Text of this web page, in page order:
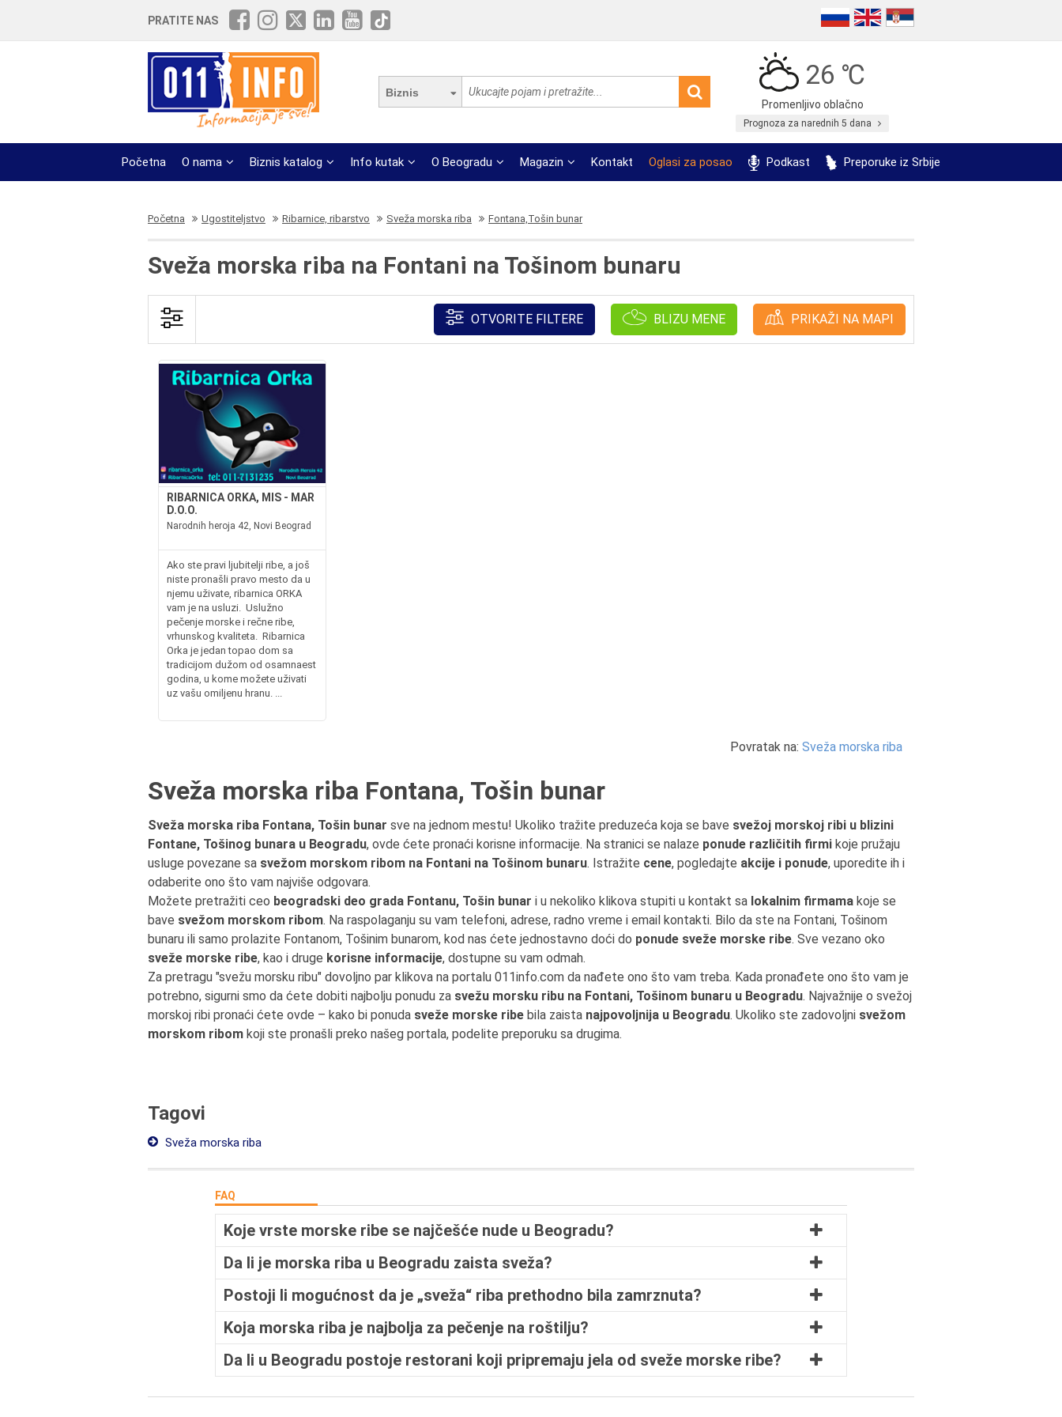
PRATITE NAS
Biznis
26 ℃
Promenljivo oblačno
Prognoza za narednih 5 dana
Početna O nama Biznis katalog Info kutak O Beogradu Magazin Kontakt Oglasi za posao Podkast Preporuke iz Srbije
Početna Ugostiteljstvo Ribarnice, ribarstvo Sveža morska riba Fontana,Tošin bunar
Sveža morska riba na Fontani na Tošinom bunaru
OTVORITE FILTERE BLIZU MENE PRIKAŽI NA MAPI
RIBARNICA ORKA, MIS - MAR
D.O.O.
Narodnih heroja 42, Novi Beograd
Ako ste pravi ljubitelji ribe, a još
niste pronašli pravo mesto da u
njemu uživate, ribarnica ORKA
vam je na usluzi. Uslužno
pečenje morske i rečne ribe,
vrhunskog kvaliteta. Ribarnica
Orka je jedan topao dom sa
tradicijom dužom od osamnaest
godina, u kome možete uživati
uz vašu omiljenu hranu. ...
Povratak na: Sveža morska riba
Sveža morska riba Fontana, Tošin bunar
Sveža morska riba Fontana, Tošin bunar sve na jednom mestu! Ukoliko tražite preduzeća koja se bave svežoj morskoj ribi u blizini
Fontane, Tošinog bunara u Beogradu, ovde ćete pronaći korisne informacije. Na stranici se nalaze ponude različitih firmi koje pružaju
usluge povezane sa svežom morskom ribom na Fontani na Tošinom bunaru. Istražite cene, pogledajte akcije i ponude, uporedite ih i
odaberite ono što vam najviše odgovara.
Možete pretražiti ceo beogradski deo grada Fontanu, Tošin bunar i u nekoliko klikova stupiti u kontakt sa lokalnim firmama koje se
bave svežom morskom ribom. Na raspolaganju su vam telefoni, adrese, radno vreme i email kontakti. Bilo da ste na Fontani, Tošinom
bunaru ili samo prolazite Fontanom, Tošinim bunarom, kod nas ćete jednostavno doći do ponude sveže morske ribe. Sve vezano oko
sveže morske ribe, kao i druge korisne informacije, dostupne su vam odmah.
Za pretragu "svežu morsku ribu" dovoljno par klikova na portalu 011info.com da nađete ono što vam treba. Kada pronađete ono što vam je
potrebno, sigurni smo da ćete dobiti najbolju ponudu za svežu morsku ribu na Fontani, Tošinom bunaru u Beogradu. Najvažnije o svežoj
morskoj ribi pronaći ćete ovde – kako bi ponuda sveže morske ribe bila zaista najpovoljnija u Beogradu. Ukoliko ste zadovoljni svežom
morskom ribom koji ste pronašli preko našeg portala, podelite preporuku sa drugima.
Tagovi
Sveža morska riba
FAQ
Koje vrste morske ribe se najčešće nude u Beogradu?
Da li je morska riba u Beogradu zaista sveža?
Postoji li mogućnost da je „sveža“ riba prethodno bila zamrznuta?
Koja morska riba je najbolja za pečenje na roštilju?
Da li u Beogradu postoje restorani koji pripremaju jela od sveže morske ribe?